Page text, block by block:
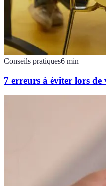
Conseils pratiques6 min
7 erreurs à éviter lors de